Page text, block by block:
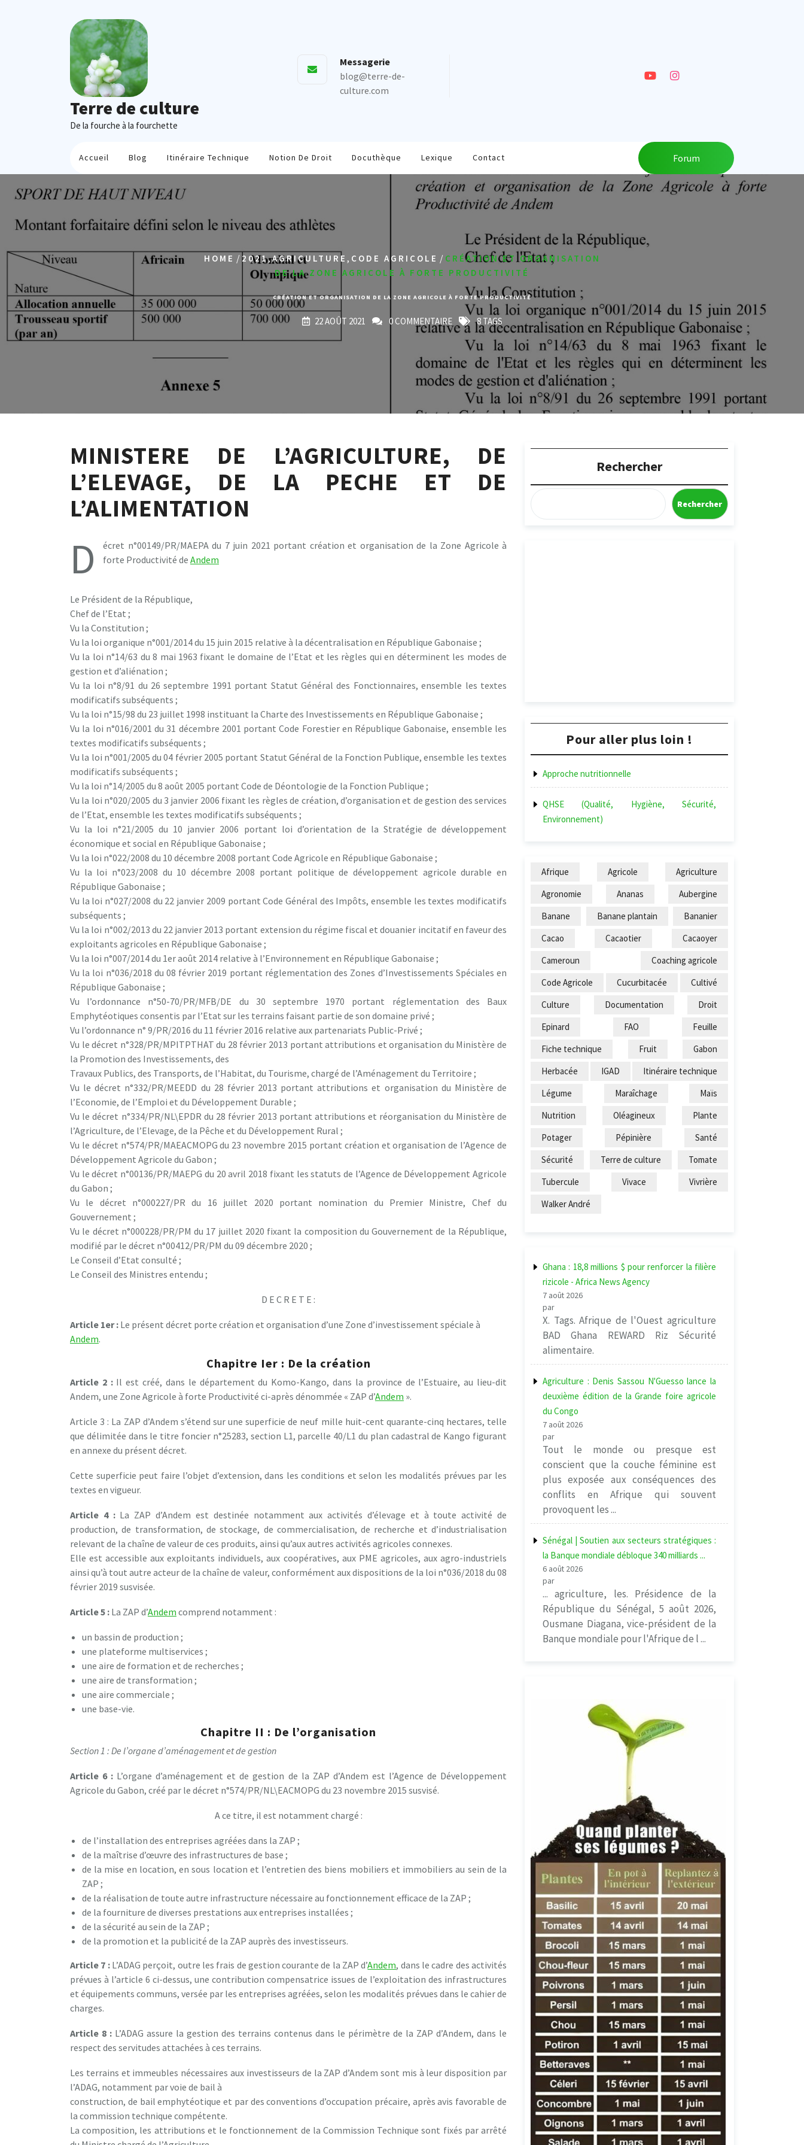
Terre de culture
De la fourche à la fourchette
Messagerie
blog@terre-de-
culture.com
Accueil Blog Itinéraire Technique Notion De Droit Docuthèque Lexique Contact Forum
HOME / 2021,AGRICULTURE , CODE AGRICOLE / CRÉATION ET ORGANISATION
DE LA ZONE AGRICOLE À FORTE PRODUCTIVITÉ
CRÉATION ET ORGANISATION DE LA ZONE AGRICOLE À FORTE PRODUCTIVITÉ
22 AOÛT 2021 0 COMMENTAIRE 8 TAGS
MINISTERE DE L’AGRICULTURE, DE
L’ELEVAGE, DE LA PECHE ET DE
L’ALIMENTATION
D
écret n°00149/PR/MAEPA du 7 juin 2021 portant création et organisation de la Zone Agricole à
forte Productivité de Andem
Le Président de la République,
Chef de l’Etat ;
Vu la Constitution ;
Vu la loi organique n°001/2014 du 15 juin 2015 relative à la décentralisation en République Gabonaise ;
Vu la loi n°14/63 du 8 mai 1963 fixant le domaine de l’Etat et les règles qui en déterminent les modes de
gestion et d’aliénation ;
Vu la loi n°8/91 du 26 septembre 1991 portant Statut Général des Fonctionnaires, ensemble les textes
modificatifs subséquents ;
Vu la loi n°15/98 du 23 juillet 1998 instituant la Charte des Investissements en République Gabonaise ;
Vu la loi n°016/2001 du 31 décembre 2001 portant Code Forestier en République Gabonaise, ensemble les
textes modificatifs subséquents ;
Vu la loi n°001/2005 du 04 février 2005 portant Statut Général de la Fonction Publique, ensemble les textes
modificatifs subséquents ;
Vu la loi n°14/2005 du 8 août 2005 portant Code de Déontologie de la Fonction Publique ;
Vu la loi n°020/2005 du 3 janvier 2006 fixant les règles de création, d’organisation et de gestion des services
de l’Etat, ensemble les textes modificatifs subséquents ;
Vu la loi n°21/2005 du 10 janvier 2006 portant loi d’orientation de la Stratégie de développement
économique et social en République Gabonaise ;
Vu la loi n°022/2008 du 10 décembre 2008 portant Code Agricole en République Gabonaise ;
Vu la loi n°023/2008 du 10 décembre 2008 portant politique de développement agricole durable en
République Gabonaise ;
Vu la loi n°027/2008 du 22 janvier 2009 portant Code Général des Impôts, ensemble les textes modificatifs
subséquents ;
Vu la loi n°002/2013 du 22 janvier 2013 portant extension du régime fiscal et douanier incitatif en faveur des
exploitants agricoles en République Gabonaise ;
Vu la loi n°007/2014 du 1er août 2014 relative à l’Environnement en République Gabonaise ;
Vu la loi n°036/2018 du 08 février 2019 portant réglementation des Zones d’Investissements Spéciales en
République Gabonaise ;
Vu l’ordonnance n°50-70/PR/MFB/DE du 30 septembre 1970 portant réglementation des Baux
Emphytéotiques consentis par l’Etat sur les terrains faisant partie de son domaine privé ;
Vu l’ordonnance n° 9/PR/2016 du 11 février 2016 relative aux partenariats Public-Privé ;
Vu le décret n°328/PR/MPITPTHAT du 28 février 2013 portant attributions et organisation du Ministère de
la Promotion des Investissements, des
Travaux Publics, des Transports, de l’Habitat, du Tourisme, chargé de l’Aménagement du Territoire ;
Vu le décret n°332/PR/MEEDD du 28 février 2013 portant attributions et organisation du Ministère de
l’Economie, de l’Emploi et du Développement Durable ;
Vu le décret n°334/PR/NL\EPDR du 28 février 2013 portant attributions et réorganisation du Ministère de
l’Agriculture, de l’Elevage, de la Pêche et du Développement Rural ;
Vu le décret n°574/PR/MAEACMOPG du 23 novembre 2015 portant création et organisation de l’Agence de
Développement Agricole du Gabon ;
Vu le décret n°00136/PR/MAEPG du 20 avril 2018 fixant les statuts de l’Agence de Développement Agricole
du Gabon ;
Vu le décret n°000227/PR du 16 juillet 2020 portant nomination du Premier Ministre, Chef du
Gouvernement ;
Vu le décret n°000228/PR/PM du 17 juillet 2020 fixant la composition du Gouvernement de la République,
modifié par le décret n°00412/PR/PM du 09 décembre 2020 ;
Le Conseil d’Etat consulté ;
Le Conseil des Ministres entendu ;
D E C R E T E :
Article 1er : Le présent décret porte création et organisation d’une Zone d’investissement spéciale à
Andem.
Chapitre Ier : De la création
Article 2 :Il est créé, dans le département du Komo-Kango, dans la province de l’Estuaire, au lieu-dit
Andem, une Zone Agricole à forte Productivité ci-après dénommée « ZAP d’Andem ».
Article 3 : La ZAP d’Andem s’étend sur une superficie de neuf mille huit-cent quarante-cinq hectares, telle
que délimitée dans le titre foncier n°25283, section L1, parcelle 40/L1 du plan cadastral de Kango figurant
en annexe du présent décret.
Cette superficie peut faire l’objet d’extension, dans les conditions et selon les modalités prévues par les
textes en vigueur.
Article 4 :La ZAP d’Andem est destinée notamment aux activités d’élevage et à toute activité de
production, de transformation, de stockage, de commercialisation, de recherche et d’industrialisation
relevant de la chaîne de valeur de ces produits, ainsi qu’aux autres activités agricoles connexes.
Elle est accessible aux exploitants individuels, aux coopératives, aux PME agricoles, aux agro-industriels
ainsi qu’à tout autre acteur de la chaîne de valeur, conformément aux dispositions de la loi n°036/2018 du 08
février 2019 susvisée.
Article 5 : La ZAP d’Andem comprend notamment :
un bassin de production ;
une plateforme multiservices ;
une aire de formation et de recherches ;
une aire de transformation ;
une aire commerciale ;
une base-vie.
Chapitre II : De l’organisation
Section 1 : De l’organe d’aménagement et de gestion
Article 6 : L’organe d’aménagement et de gestion de la ZAP d’Andem est l’Agence de Développement
Agricole du Gabon, créé par le décret n°574/PR/NL\EACMOPG du 23 novembre 2015 susvisé.
A ce titre, il est notamment chargé :
de l’installation des entreprises agréées dans la ZAP ;
de la maîtrise d’œuvre des infrastructures de base ;
de la mise en location, en sous location et l’entretien des biens mobiliers et immobiliers au sein de la
ZAP ;
de la réalisation de toute autre infrastructure nécessaire au fonctionnement efficace de la ZAP ;
de la fourniture de diverses prestations aux entreprises installées ;
de la sécurité au sein de la ZAP ;
de la promotion et la publicité de la ZAP auprès des investisseurs.
Article 7 :L’ADAG perçoit, outre les frais de gestion courante de la ZAP d’Andem, dans le cadre des activités
prévues à l’article 6 ci-dessus, une contribution compensatrice issues de l’exploitation des infrastructures
et équipements communs, versée par les entreprises agréées, selon les modalités prévues dans le cahier de
charges.
Article 8 : L’ADAG assure la gestion des terrains contenus dans le périmètre de la ZAP d’Andem, dans le
respect des servitudes attachées à ces terrains.
Les terrains et immeubles nécessaires aux investisseurs de la ZAP d’Andem sont mis à leur disposition par
l’ADAG, notamment par voie de bail à
construction, de bail emphytéotique et par des conventions d’occupation précaire, après avis favorable de
la commission technique compétente.
La composition, les attributions et le fonctionnement de la Commission Technique sont fixés par arrêté
Rechercher
Rechercher
Pour aller plus loin !
Approche nutritionnelle
QHSE (Qualité, Hygiène, Sécurité,
Environnement)
Afrique Agricole
Agriculture
Agronomie
Ananas
Aubergine
Banane
Banane plantain
Bananier
Cacao
Cacaotier
Cacaoyer
Cameroun
Coaching agricole
Code Agricole
Cucurbitacée
Cultivé
Culture
Documentation
Droit
Epinard
FAO
Feuille
Fiche technique
Fruit
Gabon
Herbacée
IGAD
Itinéraire technique
Légume
Maraîchage
Maïs
Nutrition
Oléagineux
Plante
Potager
Pépinière
Santé
Sécurité
Terre de culture
Tomate
Tubercule
Vivace
Vivrière
Walker André
Ghana : 18,8 millions $ pour renforcer la filière
rizicole - Africa News Agency
7 août 2026
par
X. Tags. Afrique de l'Ouest agriculture
BAD Ghana REWARD Riz Sécurité
alimentaire.
Agriculture : Denis Sassou N'Guesso lance la
deuxième édition de la Grande foire agricole
du Congo
7 août 2026
par
Tout le monde ou presque est
conscient que la couche féminine est
plus exposée aux conséquences des
conflits en Afrique qui souvent
provoquent les ...
Sénégal | Soutien aux secteurs stratégiques :
la Banque mondiale débloque 340 milliards ...
6 août 2026
par
... agriculture, les. Présidence de la
République du Sénégal, 5 août 2026,
Ousmane Diagana, vice-président de la
Banque mondiale pour l'Afrique de l ...